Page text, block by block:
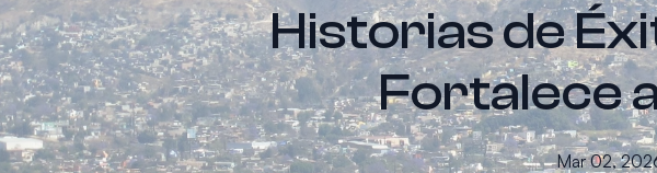
Historias de
Fortalece
Mar 02,